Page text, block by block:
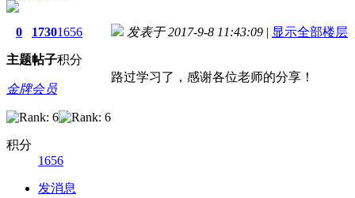
0
主题
1730
帖子
1656
积分
金牌会员
积分
1656
发消息
发表于 2017-9-8 11:43:09 | 显示全部楼层
路过学习了，感谢各位老师的分享！